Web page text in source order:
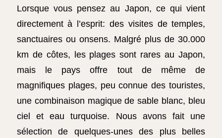
Lorsque vous pensez au Japon, ce qui vient
directement à l’esprit: des visites de temples,
sanctuaires ou onsens. Malgré plus de 30.000
km de côtes, les plages sont rares au Japon,
mais le pays offre tout de même de
magnifiques plages, peu connue des touristes,
une combinaison magique de sable blanc, bleu
ciel et eau turquoise. Nous avons fait une
sélection de quelques-unes des plus belles